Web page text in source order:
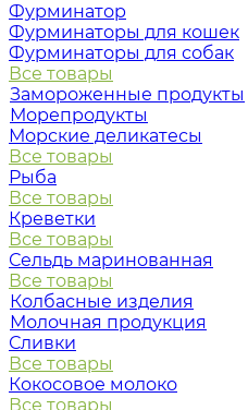
Фурминатор
Фурминаторы для кошек
Фурминаторы для собак
Все товары
Замороженные продукты
Морепродукты
Морские деликатесы
Все товары
Рыба
Все товары
Креветки
Все товары
Сельдь маринованная
Все товары
Колбасные изделия
Молочная продукция
Сливки
Все товары
Кокосовое молоко
Все товары